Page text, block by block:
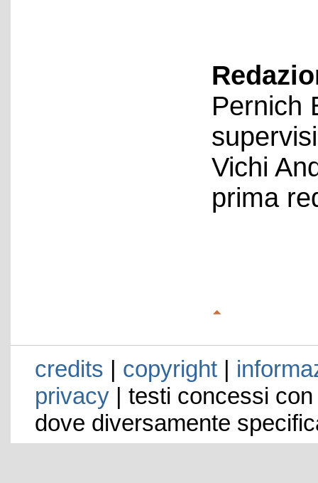
Pernich
Vichi
prima
credits | copyright|
privacy| testi concessi
dove diversamente